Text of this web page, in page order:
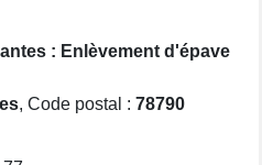
: Enlèvement d'épave
, Code postal : 78790